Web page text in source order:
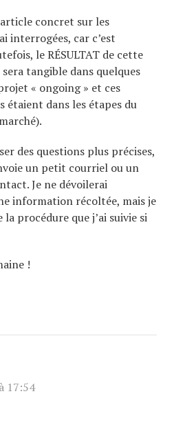
concret sur les
interrogées, car c’est
le RÉSULTAT de cette
tangible dans quelques
« ongoing » et ces
étaient dans les étapes du
des questions plus précises,
un petit courriel ou un
Je ne dévoilerai
information récoltée, mais je
procédure que j’ai suivie si
!
17:54